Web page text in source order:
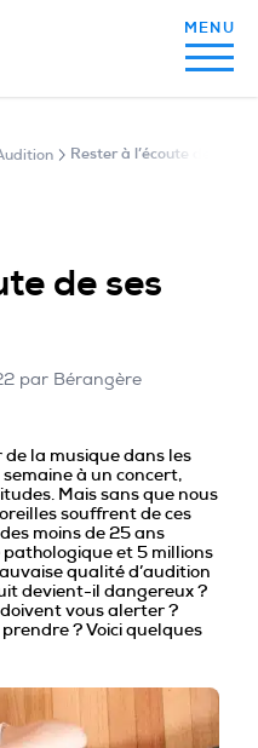
LA PRÉVENTION
Rester à l’écoute de ses
de ses
par Bérangère
la musique dans les
à un concert,
Mais sans que nous
souffrent de ces
moins de 25 ans
et 5 millions
qualité d’audition
devient-il dangereux ?
vous alerter ?
? Voici quelques